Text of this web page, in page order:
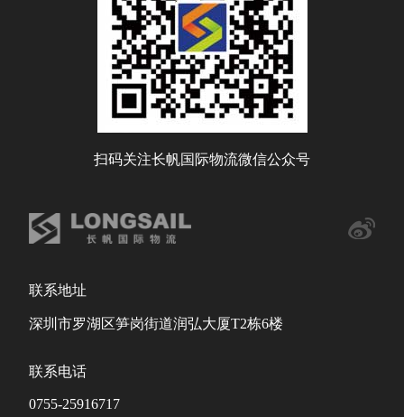
扫码关注长帆国际物流微信公众号
联系地址
深圳市罗湖区笋岗街道润弘大厦T2栋6楼
联系电话
0755-25916717